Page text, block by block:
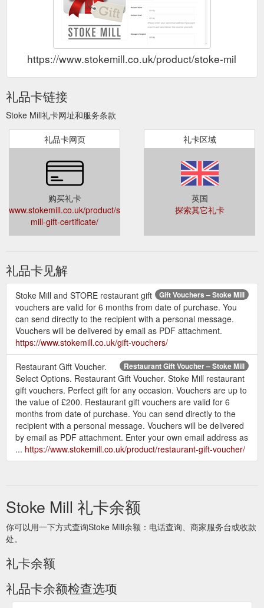
https://www.stokemill.co.uk/product/stoke-mill-
礼品卡链接
Stoke Mill礼卡网址和服务条款
礼品卡网页
购买礼卡
www.stokemill.co.uk/product/stoke-
mill-gift-certificate/
礼卡区域
英国
探索其它礼卡
礼品卡见解
Gift Vouchers – Stoke Mill
Stoke Mill and STORE restaurant gift
vouchers are valid for 6 months from date of purchase. You
can send directly to the recipient with a personal message.
Vouchers will be delivered by email as PDF attachment.
https://www.stokemill.co.uk/gift-vouchers/
Restaurant Gift Voucher – Stoke Mill
Restaurant Gift Voucher.
Select Options. Restaurant Gift Voucher. Stoke Mill restaurant
gift vouchers. Perfect gift for any occasion. Vouchers are up to
the value of £200. Restaurant gift vouchers are valid for 6
months from date of purchase. You can send directly to the
recipient with a personal message. Vouchers will be delivered
by email as PDF attachment. Enter your own email address as
... https://www.stokemill.co.uk/product/restaurant-gift-voucher/
Stoke Mill 礼卡余额
你可以用一下方式查询Stoke Mill余额：电话查询、商家服务台或收款
处。
礼卡余额
礼品卡余额检查选项